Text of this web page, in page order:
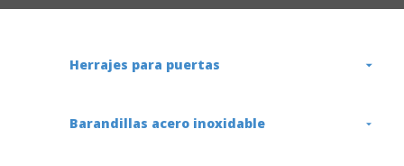
Herrajes para puertas
Barandillas acero inoxidable